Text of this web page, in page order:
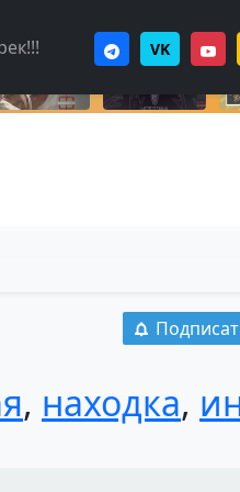
VK
, находка,